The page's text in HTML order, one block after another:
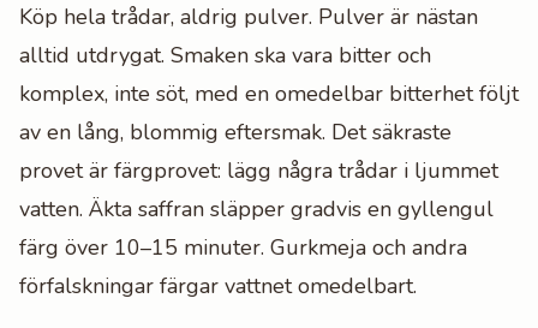
Köp hela trådar, aldrig pulver. Pulver är nästan
alltid utdrygat. Smaken ska vara bitter och
komplex, inte söt, med en omedelbar bitterhet följt
av en lång, blommig eftersmak. Det säkraste
provet är färgprovet: lägg några trådar i ljummet
vatten. Äkta saffran släpper gradvis en gyllengul
färg över 10–15 minuter. Gurkmeja och andra
förfalskningar färgar vattnet omedelbart.